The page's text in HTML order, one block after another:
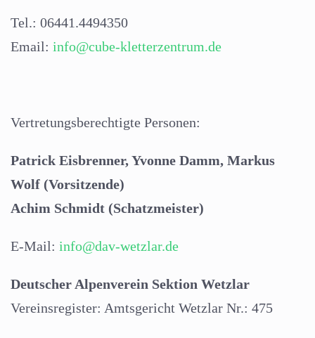
Tel.: 06441.4494350
Email: info@cube-kletterzentrum.de
Vertretungsberechtigte Personen:
Patrick Eisbrenner, Yvonne Damm, Markus
Wolf (Vorsitzende)
Achim Schmidt (Schatzmeister)
E-Mail: info@dav-wetzlar.de
Deutscher Alpenverein Sektion Wetzlar
Vereinsregister: Amtsgericht Wetzlar Nr.: 475